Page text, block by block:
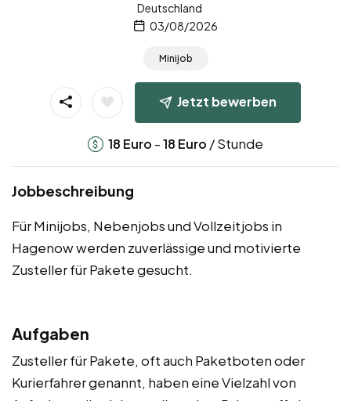
Deutschland
03/08/2026
Minijob
Jetzt bewerben
18 Euro -18 Euro / Stunde
Jobbeschreibung
Für Minijobs, Nebenjobs und Vollzeitjobs in
Hagenow werden zuverlässige und motivierte
Zusteller für Pakete gesucht.
Aufgaben
Zusteller für Pakete, oft auch Paketboten oder
Kurierfahrer genannt, haben eine Vielzahl von